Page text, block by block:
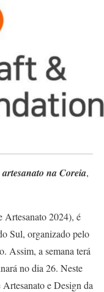
na Coreia,
Artesanato 2024), é
Sul, organizado pelo
Assim, a semana terá
no dia 26. Neste
e Design da